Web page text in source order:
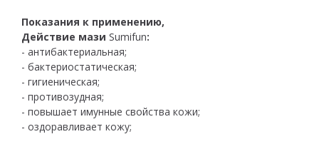
Показания к применению,
Действие мази Sumifun:
- антибактериальная;
- бактериостатическая;
- гигиеническая;
- противозудная;
- повышает имунные свойства кожи;
- оздоравливает кожу;